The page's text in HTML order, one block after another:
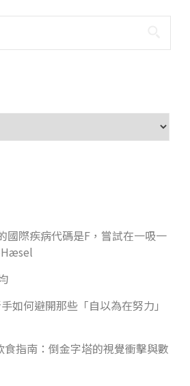
國際疾病代碼是F，嘗試在一吸一
如何避開那些「自以為在努力」
食指南：倒金字塔的視覺衝擊與數